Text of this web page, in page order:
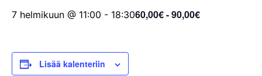
7 helmikuun @ 11:00 - 18:3060,00€ - 90,00€
Lisää kalenteriin